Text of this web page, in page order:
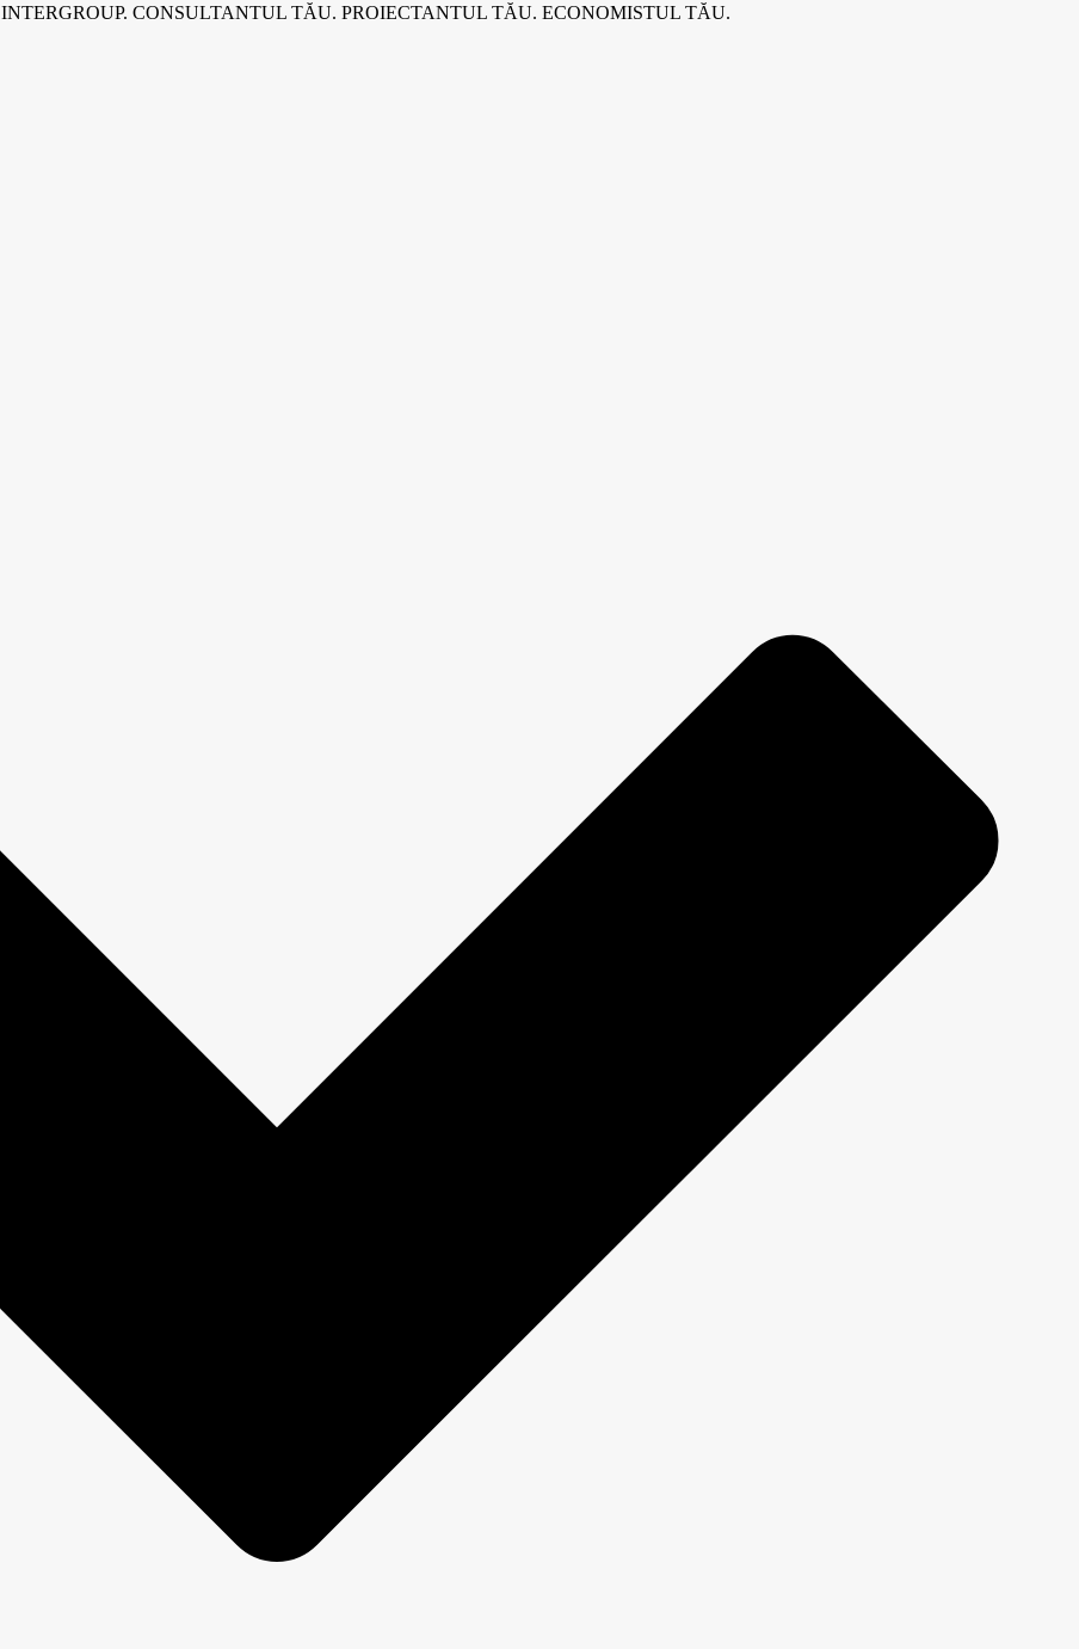
INTERGROUP. CONSULTANTUL TĂU. PROIECTANTUL TĂU. ECONOMISTUL TĂU.